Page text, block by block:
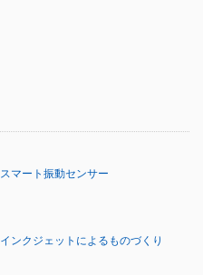
スマート振動センサー
インクジェットによるものづくり